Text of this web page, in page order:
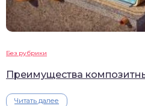
Без рубрики
Преимущества
Читать далее